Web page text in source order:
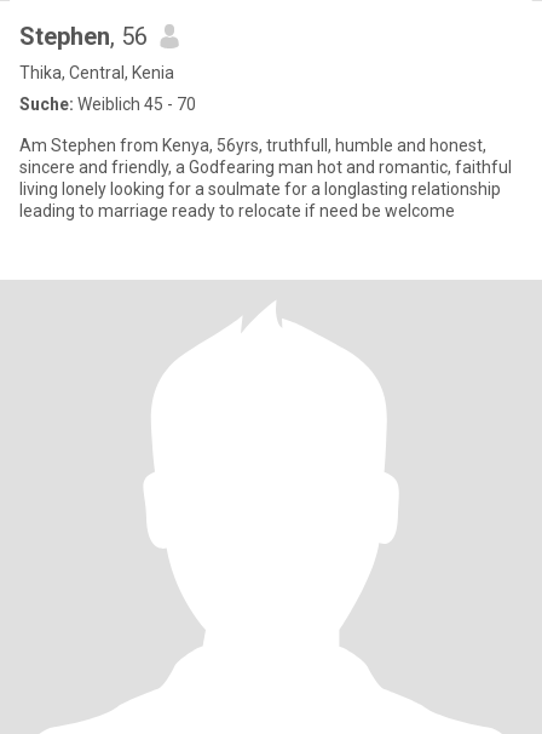
Stephen, 56
Thika, Central, Kenia
Suche: Weiblich 45 - 70
Am Stephen from Kenya, 56yrs, truthfull, humble and honest,
sincere and friendly, a Godfearing man hot and romantic, faithful
living lonely looking for a soulmate for a longlasting relationship
leading to marriage ready to relocate if need be welcome